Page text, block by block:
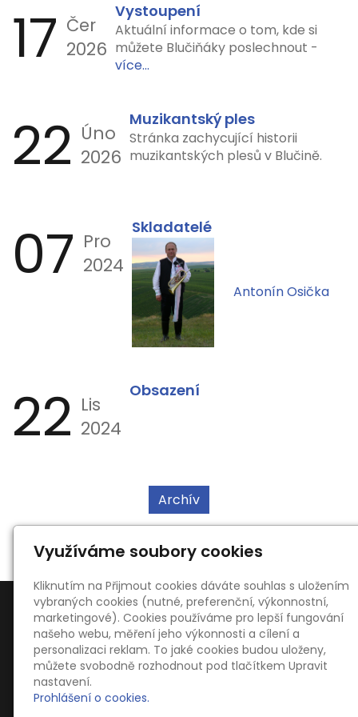
17 Čer
2026
Vystoupení
Aktuální informace o tom, kde si
můžete Blučiňáky poslechnout -
více...
22 Úno
2026
Muzikantský ples
Stránka zachycující historii
muzikantských plesů v Blučině.
07 Pro
2024
Skladatelé
Antonín Osička
22 Lis
2024
Obsazení
Archív
Kontakty
Ing. Oldřich Kahoun
Využíváme soubory cookies
Kliknutím na Přijmout cookies dáváte souhlas s uložením
vybraných cookies (nutné, preferenční, výkonnostní,
marketingové). Cookies používáme pro lepší fungování
našeho webu, měření jeho výkonnosti a cílení a
personalizaci reklam. To jaké cookies budou uloženy,
můžete svobodně rozhodnout pod tlačítkem Upravit
nastavení.
Prohlášení o cookies.